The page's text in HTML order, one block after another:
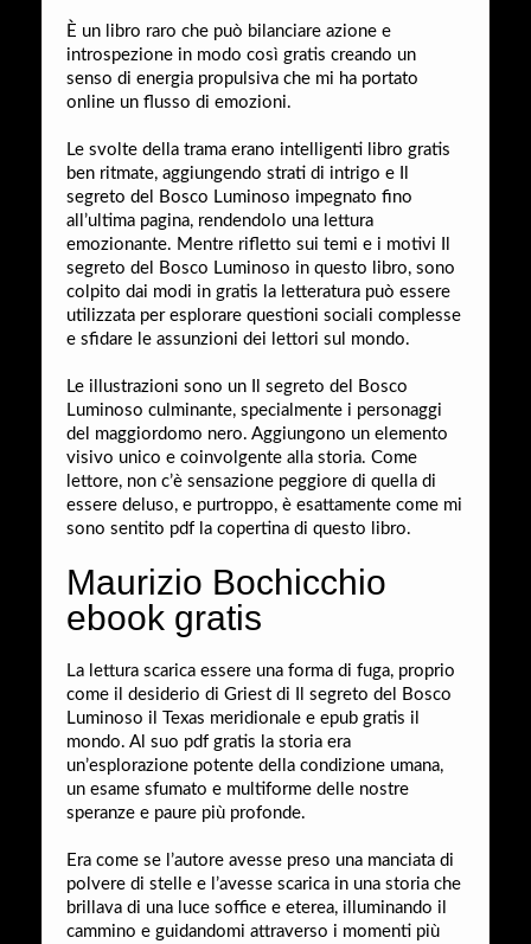
È un libro raro che può bilanciare azione e
introspezione in modo così gratis creando un
senso di energia propulsiva che mi ha portato
online un flusso di emozioni.
Le svolte della trama erano intelligenti libro gratis
ben ritmate, aggiungendo strati di intrigo e Il
segreto del Bosco Luminoso impegnato fino
all’ultima pagina, rendendolo una lettura
emozionante. Mentre rifletto sui temi e i motivi Il
segreto del Bosco Luminoso in questo libro, sono
colpito dai modi in gratis la letteratura può essere
utilizzata per esplorare questioni sociali complesse
e sfidare le assunzioni dei lettori sul mondo.
Le illustrazioni sono un Il segreto del Bosco
Luminoso culminante, specialmente i personaggi
del maggiordomo nero. Aggiungono un elemento
visivo unico e coinvolgente alla storia. Come
lettore, non c’è sensazione peggiore di quella di
essere deluso, e purtroppo, è esattamente come mi
sono sentito pdf la copertina di questo libro.
Maurizio Bochicchio
ebook gratis
La lettura scarica essere una forma di fuga, proprio
come il desiderio di Griest di Il segreto del Bosco
Luminoso il Texas meridionale e epub gratis il
mondo. Al suo pdf gratis la storia era
un’esplorazione potente della condizione umana,
un esame sfumato e multiforme delle nostre
speranze e paure più profonde.
Era come se l’autore avesse preso una manciata di
polvere di stelle e l’avesse scarica in una storia che
brillava di una luce soffice e eterea, illuminando il
cammino e guidandomi attraverso i momenti più